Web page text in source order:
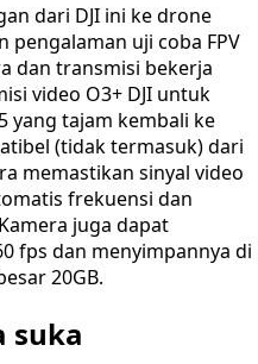
dari DJI ini ke drone
pengalaman uji coba FPV
dan transmisi bekerja
video O3+ DJI untuk
yang tajam kembali ke
(tidak termasuk) dari
memastikan sinyal video
frekuensi dan
juga dapat
fps dan menyimpannya di
20GB.
suka